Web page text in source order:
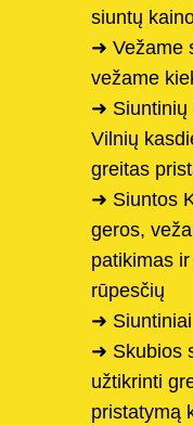
siuntų
➜ Vežame
vežame
➜ Siuntinių
Vilnių
greitas
➜ Siuntos
geros,
patikimas
rūpesčių
➜
➜ Skubios
užtikrinti
pristatymą